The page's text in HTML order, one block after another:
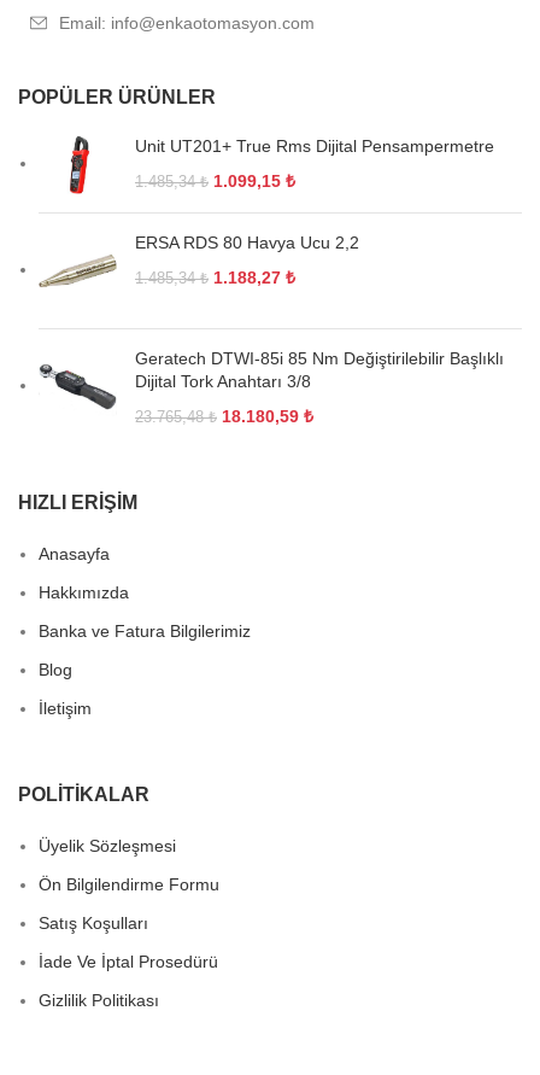
Email: info@enkaotomasyon.com
POPÜLER ÜRÜNLER
Unit UT201+ True Rms Dijital Pensampermetre
1.485,34₺ 1.099,15 ₺
ERSA RDS 80 Havya Ucu 2,2
1.485,34₺ 1.188,27 ₺
Geratech DTWI-85i 85 Nm Değiştirilebilir Başlıklı
Dijital Tork Anahtarı 3/8
23.765,48₺ 18.180,59 ₺
HIZLI ERIŞIM
Anasayfa
Hakkımızda
Banka ve Fatura Bilgilerimiz
Blog
İletişim
POLITIKALAR
Üyelik Sözleşmesi
Ön Bilgilendirme Formu
Satış Koşulları
İade Ve İptal Prosedürü
Gizlilik Politikası